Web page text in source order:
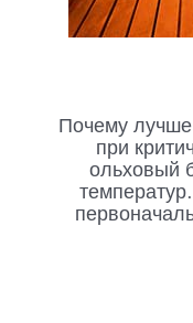
Почему
при
ольховый